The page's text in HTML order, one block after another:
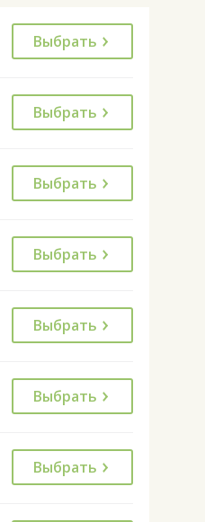
Выбрать
Выбрать
Выбрать
Выбрать
Выбрать
Выбрать
Выбрать